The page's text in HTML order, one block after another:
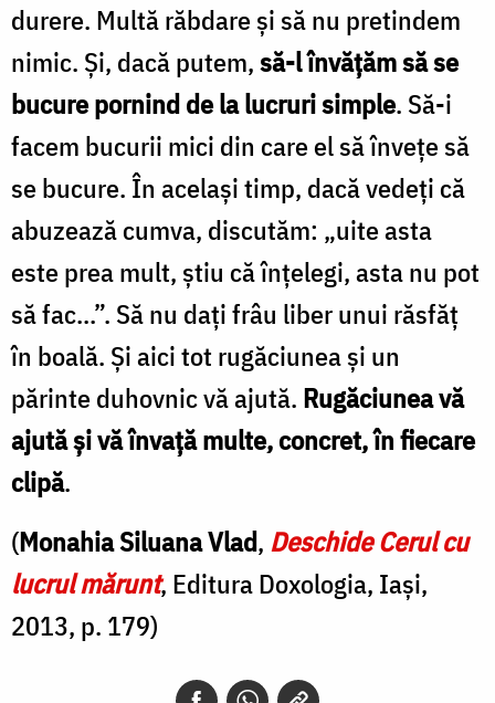
durere. Multă răbdare şi să nu pretindem
nimic. Şi, dacă putem,să-l învăţăm să se
bucure pornind de la lucruri simple. Să-i
facem bucurii mici din care el să înveţe să
se bucure. În acelaşi timp, dacă vedeţi că
abuzează cumva, discutăm: „uite asta
este prea mult, ştiu că înţelegi, asta nu pot
să fac...”. Să nu daţi frâu liber unui răsfăţ
în boală. Şi aici tot rugăciunea şi un
părinte duhovnic vă ajută. Rugăciunea vă
ajută şi vă învaţă multe, concret, în fie­care
clipă.
(Monahia Siluana Vlad, Deschide Cerul cu
lucrul mărunt, Editura Doxologia, Iași,
2013, p. 179)